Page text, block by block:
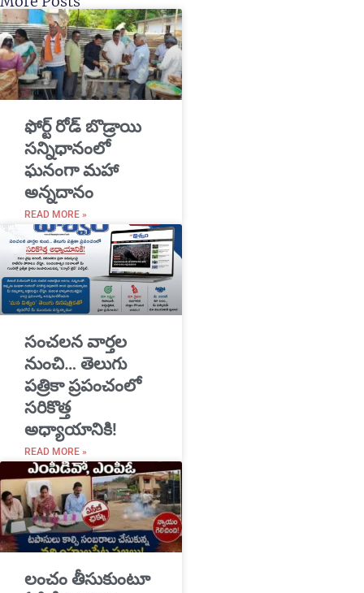
​ఫోర్ట్ రోడ్ బొడ్రాయి
సన్నిధానంలో
ఘనంగా మహా
అన్నదానం
READ MORE »
సంచలన వార్తల
నుంచి… తెలుగు
పత్రికా ప్రపంచంలో
సరికొత్త
అధ్యాయానికి!
READ MORE »
​లంచం తీసుకుంటూ